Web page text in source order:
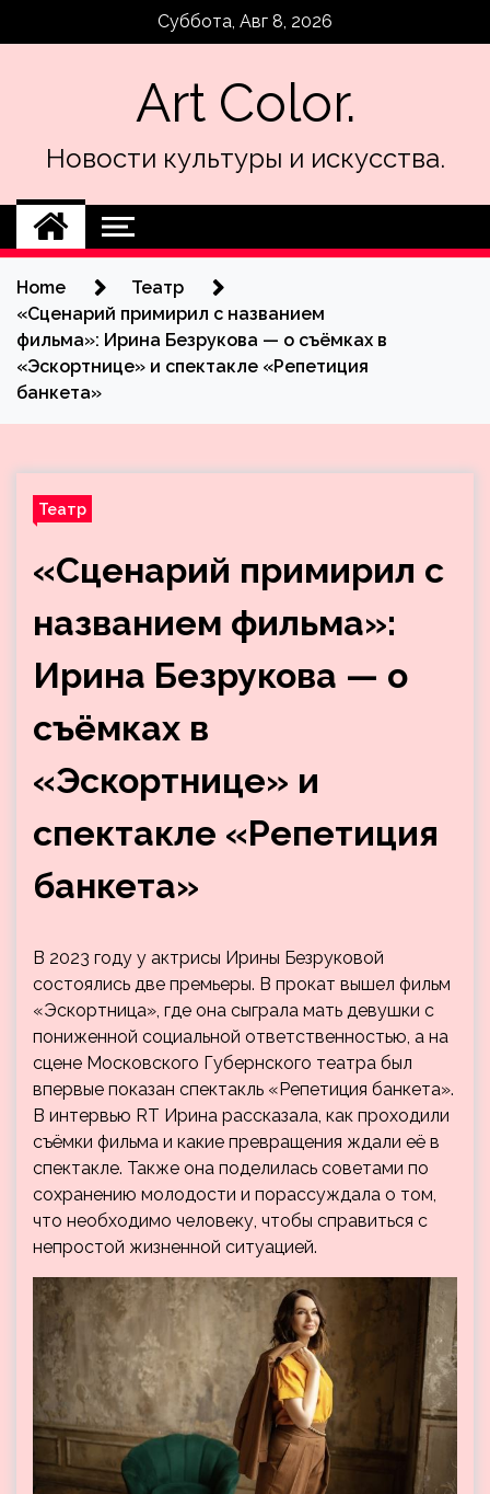
Суббота, Авг 8, 2026
Art Color.
Новости культуры и искусства.
Home
Театр
«Сценарий примирил с названием
фильма»: Ирина Безрукова — о съёмках в
«Эскортнице» и спектакле «Репетиция
банкета»
Театр
«Сценарий примирил с
названием фильма»:
Ирина Безрукова — о
съёмках в
«Эскортнице» и
спектакле «Репетиция
банкета»
В 2023 году у актрисы Ирины Безруковой
состоялись две премьеры. В прокат вышел фильм
«Эскортница», где она сыграла мать девушки с
пониженной социальной ответственностью, а на
сцене Московского Губернского театра был
впервые показан спектакль «Репетиция банкета».
В интервью RT Ирина рассказала, как проходили
съёмки фильма и какие превращения ждали её в
спектакле. Также она поделилась советами по
сохранению молодости и порассуждала о том,
что необходимо человеку, чтобы справиться с
непростой жизненной ситуацией.